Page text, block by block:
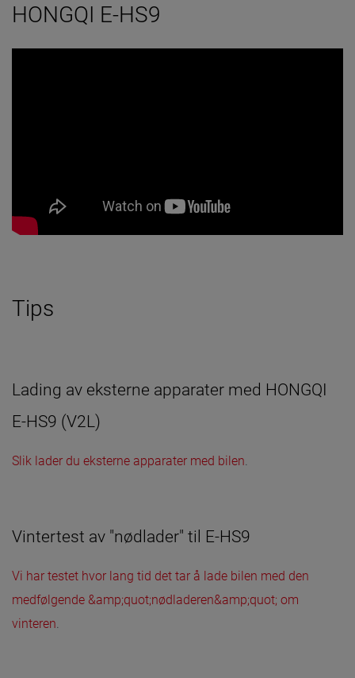
HONGQI E-HS9
Tips
Lading av eksterne apparater med HONGQI
E-HS9 (V2L)
Slik lader du eksterne apparater med bilen.
Vintertest av "nødlader" til E-HS9
Vi har testet hvor lang tid det tar å lade bilen med den
medfølgende &amp;quot;nødladeren&amp;quot; om
vinteren.